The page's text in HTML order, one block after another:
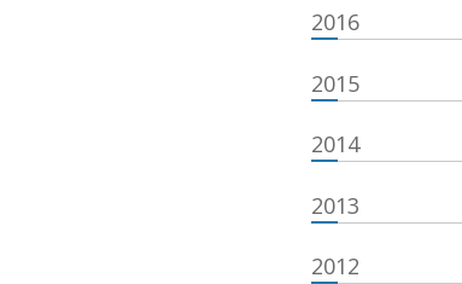
2016
2015
2014
2013
2012